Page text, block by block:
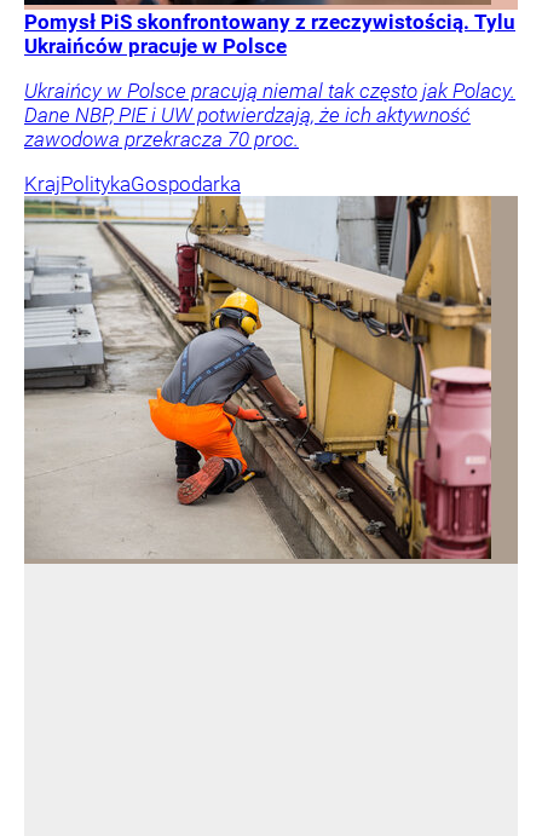
Pomysł PiS skonfrontowany z rzeczywistością. Tylu
Ukraińców pracuje w Polsce
Ukraińcy w Polsce pracują niemal tak często jak Polacy.
Dane NBP, PIE i UW potwierdzają, że ich aktywność
zawodowa przekracza 70 proc.
KrajPolitykaGospodarka